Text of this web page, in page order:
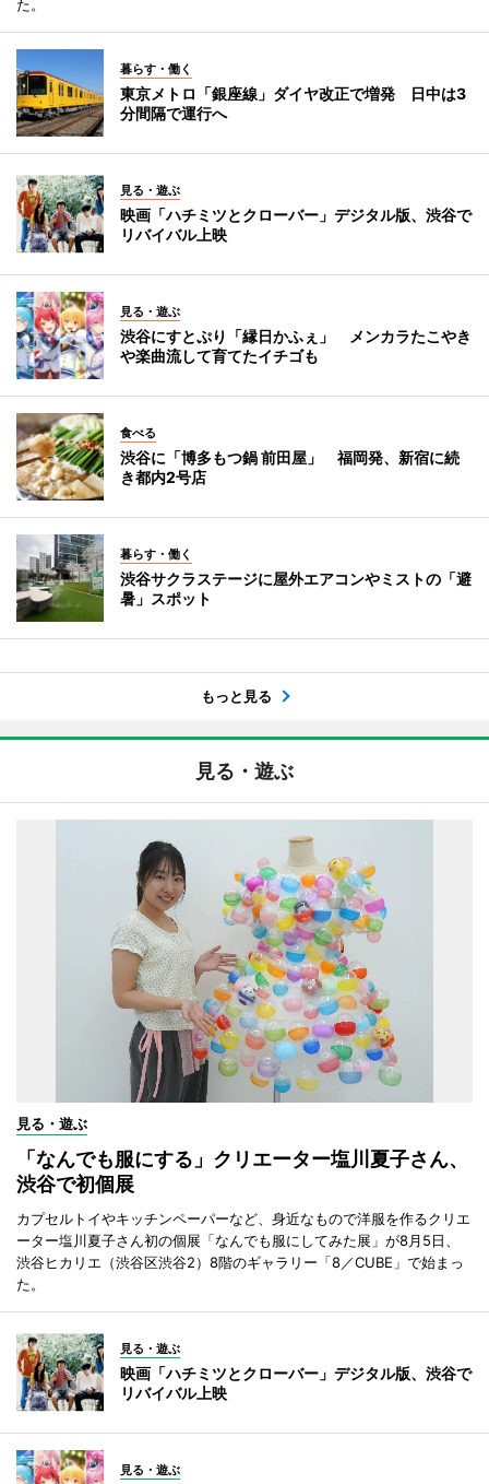
た。
暮らす・働く
東京メトロ「銀座線」ダイヤ改正で増発 日中は3
分間隔で運行へ
見る・遊ぶ
映画「ハチミツとクローバー」デジタル版、渋谷で
リバイバル上映
見る・遊ぶ
渋谷にすとぷり「縁日かふぇ」 メンカラたこやき
や楽曲流して育てたイチゴも
食べる
渋谷に「博多もつ鍋 前田屋」 福岡発、新宿に続
き都内2号店
暮らす・働く
渋谷サクラステージに屋外エアコンやミストの「避
暑」スポット
もっと見る
見る・遊ぶ
見る・遊ぶ
「なんでも服にする」クリエーター塩川夏子さん、
渋谷で初個展
カプセルトイやキッチンペーパーなど、身近なもので洋服を作るクリエ
ーター塩川夏子さん初の個展「なんでも服にしてみた展」が8月5日、
渋谷ヒカリエ（渋谷区渋谷2）8階のギャラリー「8／CUBE」で始まっ
た。
見る・遊ぶ
映画「ハチミツとクローバー」デジタル版、渋谷で
リバイバル上映
見る・遊ぶ